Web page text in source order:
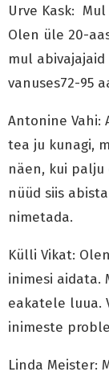
Urve Kask:
Olen üle 20-
mul
vanuses72-95
Antonine Vahi:
tea ju kunagi,
näen, kui palju
nüüd siis
nimetada.
Külli Vikat:
inimesi aidata.
eakatele luua.
inimeste
Linda Meister: